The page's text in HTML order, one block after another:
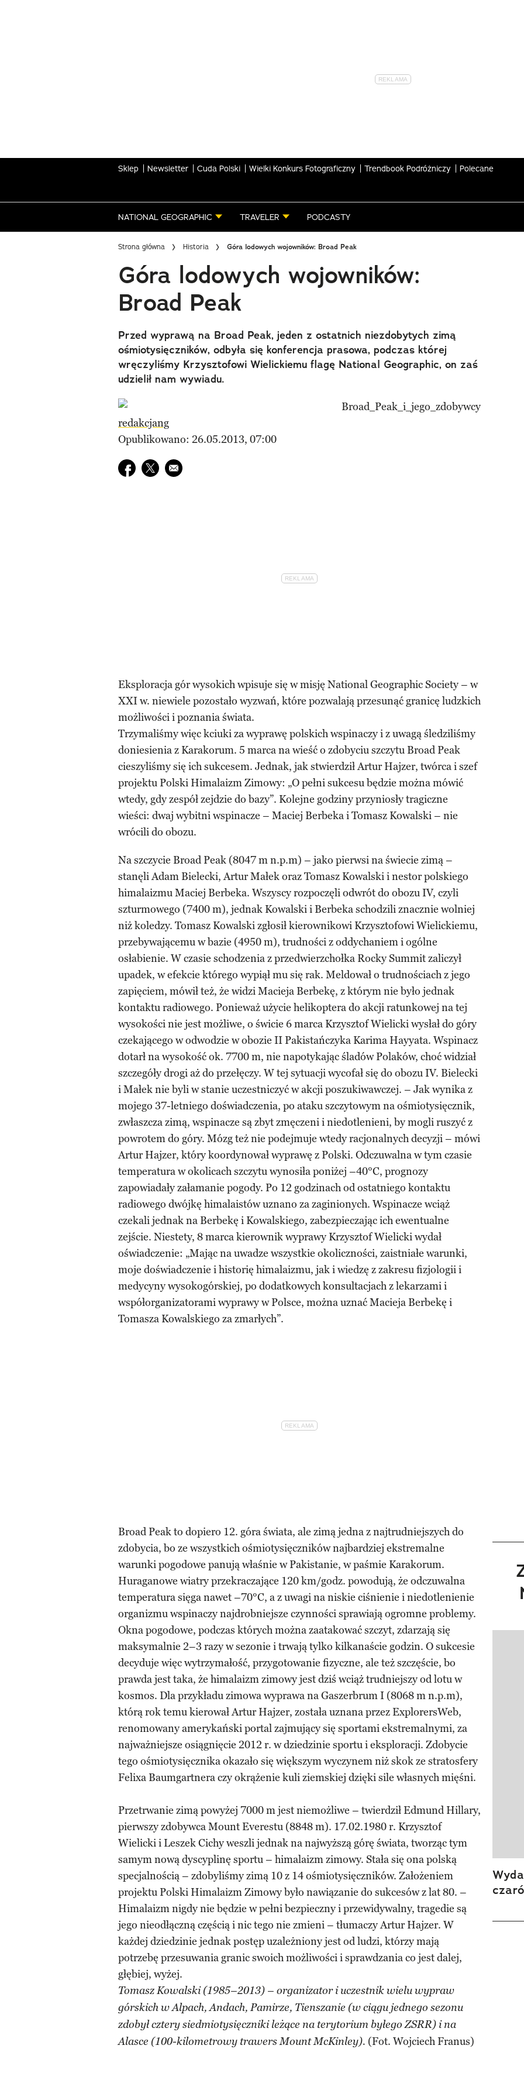
Sklep Newsletter Cuda Polski Wielki Konkurs Fotograficzny Trendbook Podróżniczy Polecane
NATIONAL GEOGRAPHIC TRAVELER PODCASTY
Strona główna Historia Góra lodowych wojowników: Broad Peak
Góra lodowych wojowników:
Broad Peak
Przed wyprawą na Broad Peak, jeden z ostatnich niezdobytych zimą
ośmiotysięczników, odbyła się konferencja prasowa, podczas której
wręczyliśmy Krzysztofowi Wielickiemu flagę National Geographic, on zaś
udzielił nam wywiadu.
redakcjang
Opublikowano: 26.05.2013, 07:00
Udostępnij na facebook
Udostępnij na twitter
E-mail do przyjaciela
Eksploracja gór wysokich wpisuje się w misję National Geographic Society – w
XXI w. niewiele pozostało wyzwań, które pozwalają przesunąć granicę ludzkich
możliwości i poznania świata.
Trzymaliśmy więc kciuki za wyprawę polskich wspinaczy i z uwagą śledziliśmy
doniesienia z Karakorum. 5 marca na wieść o zdobyciu szczytu Broad Peak
cieszyliśmy się ich sukcesem. Jednak, jak stwierdził Artur Hajzer, twórca i szef
projektu Polski Himalaizm Zimowy: „O pełni sukcesu będzie można mówić
wtedy, gdy zespół zejdzie do bazy”. Kolejne godziny przyniosły tragiczne
wieści: dwaj wybitni wspinacze – Maciej Berbeka i Tomasz Kowalski – nie
wrócili do obozu.
Na szczycie Broad Peak (8047 m n.p.m) – jako pierwsi na świecie zimą –
stanęli Adam Bielecki, Artur Małek oraz Tomasz Kowalski i nestor polskiego
himalaizmu Maciej Berbeka. Wszyscy rozpoczęli odwrót do obozu IV, czyli
szturmowego (7400 m), jednak Kowalski i Berbeka schodzili znacznie wolniej
niż koledzy. Tomasz Kowalski zgłosił kierownikowi Krzysztofowi Wielickiemu,
przebywającemu w bazie (4950 m), trudności z oddychaniem i ogólne
osłabienie. W czasie schodzenia z przedwierzchołka Rocky Summit zaliczył
upadek, w efekcie którego wypiął mu się rak. Meldował o trudnościach z jego
zapięciem, mówił też, że widzi Macieja Berbekę, z którym nie było jednak
kontaktu radiowego. Ponieważ użycie helikoptera do akcji ratunkowej na tej
wysokości nie jest możliwe, o świcie 6 marca Krzysztof Wielicki wysłał do góry
czekającego w odwodzie w obozie II Pakistańczyka Karima Hayyata. Wspinacz
dotarł na wysokość ok. 7700 m, nie napotykając śladów Polaków, choć widział
szczegóły drogi aż do przełęczy. W tej sytuacji wycofał się do obozu IV. Bielecki
i Małek nie byli w stanie uczestniczyć w akcji poszukiwawczej. – Jak wynika z
mojego 37-letniego doświadczenia, po ataku szczytowym na ośmiotysięcznik,
zwłaszcza zimą, wspinacze są zbyt zmęczeni i niedotlenieni, by mogli ruszyć z
powrotem do góry. Mózg też nie podejmuje wtedy racjonalnych decyzji – mówi
Artur Hajzer, który koordynował wyprawę z Polski. Odczuwalna w tym czasie
temperatura w okolicach szczytu wynosiła poniżej –40°C, prognozy
zapowiadały załamanie pogody. Po 12 godzinach od ostatniego kontaktu
radiowego dwójkę himalaistów uznano za zaginionych. Wspinacze wciąż
czekali jednak na Berbekę i Kowalskiego, zabezpieczając ich ewentualne
zejście. Niestety, 8 marca kierownik wyprawy Krzysztof Wielicki wydał
oświadczenie: „Mając na uwadze wszystkie okoliczności, zaistniałe warunki,
moje doświadczenie i historię himalaizmu, jak i wiedzę z zakresu fizjologii i
medycyny wysokogórskiej, po dodatkowych konsultacjach z lekarzami i
współorganizatorami wyprawy w Polsce, można uznać Macieja Berbekę i
Tomasza Kowalskiego za zmarłych”.
Broad Peak to dopiero 12. góra świata, ale zimą jedna z najtrudniejszych do
zdobycia, bo ze wszystkich ośmiotysięczników najbardziej ekstremalne
warunki pogodowe panują właśnie w Pakistanie, w paśmie Karakorum.
Huraganowe wiatry przekraczające 120 km/godz. powodują, że odczuwalna
temperatura sięga nawet –70°C, a z uwagi na niskie ciśnienie i niedotlenienie
organizmu wspinaczy najdrobniejsze czynności sprawiają ogromne problemy.
Okna pogodowe, podczas których można zaatakować szczyt, zdarzają się
maksymalnie 2–3 razy w sezonie i trwają tylko kilkanaście godzin. O sukcesie
decyduje więc wytrzymałość, przygotowanie fizyczne, ale też szczęście, bo
prawda jest taka, że himalaizm zimowy jest dziś wciąż trudniejszy od lotu w
kosmos. Dla przykładu zimowa wyprawa na Gaszerbrum I (8068 m n.p.m),
którą rok temu kierował Artur Hajzer, została uznana przez ExplorersWeb,
renomowany amerykański portal zajmujący się sportami ekstremalnymi, za
najważniejsze osiągnięcie 2012 r. w dziedzinie sportu i eksploracji. Zdobycie
tego ośmiotysięcznika okazało się większym wyczynem niż skok ze stratosfery
Felixa Baumgartnera czy okrążenie kuli ziemskiej dzięki sile własnych mięśni.
Przetrwanie zimą powyżej 7000 m jest niemożliwe – twierdził Edmund Hillary,
pierwszy zdobywca Mount Everestu (8848 m). 17.02.1980 r. Krzysztof
Wielicki i Leszek Cichy weszli jednak na najwyższą górę świata, tworząc tym
samym nową dyscyplinę sportu – himalaizm zimowy. Stała się ona polską
specjalnością – zdobyliśmy zimą 10 z 14 ośmiotysięczników. Założeniem
projektu Polski Himalaizm Zimowy było nawiązanie do sukcesów z lat 80. –
Himalaizm nigdy nie będzie w pełni bezpieczny i przewidywalny, tragedie są
jego nieodłączną częścią i nic tego nie zmieni – tłumaczy Artur Hajzer. W
każdej dziedzinie jednak postęp uzależniony jest od ludzi, którzy mają
potrzebę przesuwania granic swoich możliwości i sprawdzania co jest dalej,
głębiej, wyżej.
Tomasz Kowalski (1985–2013) – organizator i uczestnik wielu wypraw
górskich w Alpach, Andach, Pamirze, Tienszanie (w ciągu jednego sezonu
zdobył cztery siedmiotysięczniki leżące na terytorium byłego ZSRR) i na
Alasce (100-kilometrowy trawers Mount McKinley). (Fot. Wojciech Franus)